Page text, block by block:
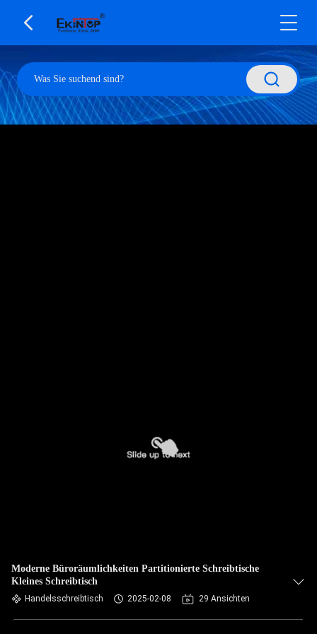
Moderne Büroräumlichkeiten Partitionierte Schreibtische
Kleines Schreibtisch
Handelsschreibtisch 2025-02-08 29 Ansichten